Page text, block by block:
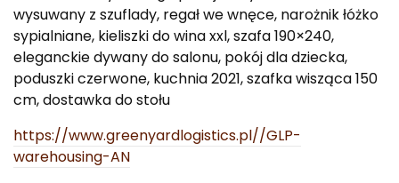
wysuwany z szuflady, regał we wnęce, narożnik łóżko
sypialniane, kieliszki do wina xxl, szafa 190×240,
eleganckie dywany do salonu, pokój dla dziecka,
poduszki czerwone, kuchnia 2021, szafka wisząca 150
cm, dostawka do stołu
https://www.greenyardlogistics.pl//GLP-
warehousing-AN